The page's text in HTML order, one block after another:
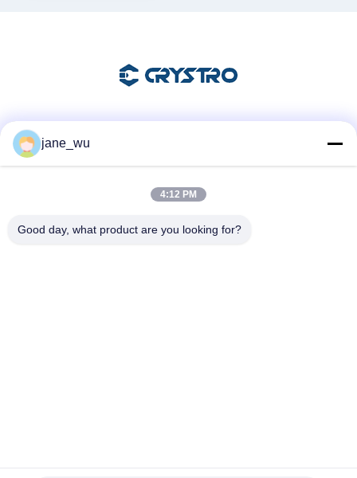
jane_wu
4:12 PM
Good day, what product are you looking for?